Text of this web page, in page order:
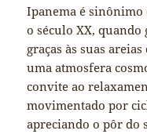
Ipanema é sinônimo
o século XX,
graças às suas
uma atmosfera
convite ao
movimentado por
apreciando o pôr do